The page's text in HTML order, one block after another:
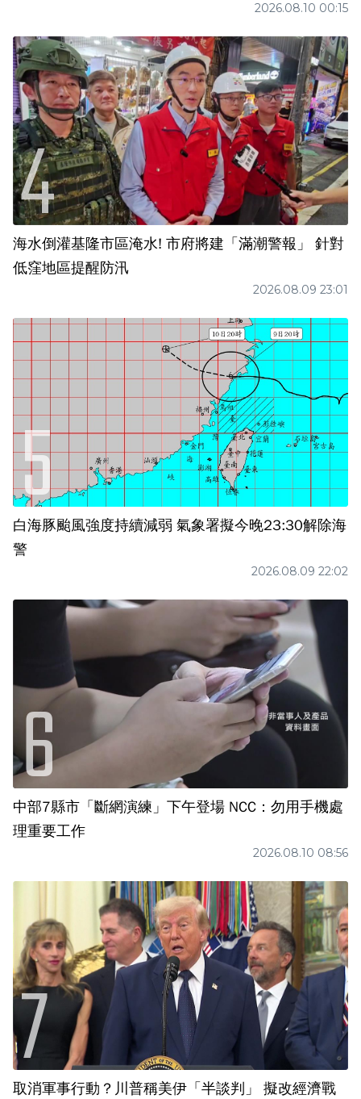
2026.08.10 00:15
海水倒灌基隆市區淹水! 市府將建「滿潮警報」 針對
低窪地區提醒防汛
2026.08.09 23:01
白海豚颱風強度持續減弱 氣象署擬今晚23:30解除海
警
2026.08.09 22:02
中部7縣市「斷網演練」下午登場 NCC：勿用手機處
理重要工作
2026.08.10 08:56
取消軍事行動？川普稱美伊「半談判」 擬改經濟戰